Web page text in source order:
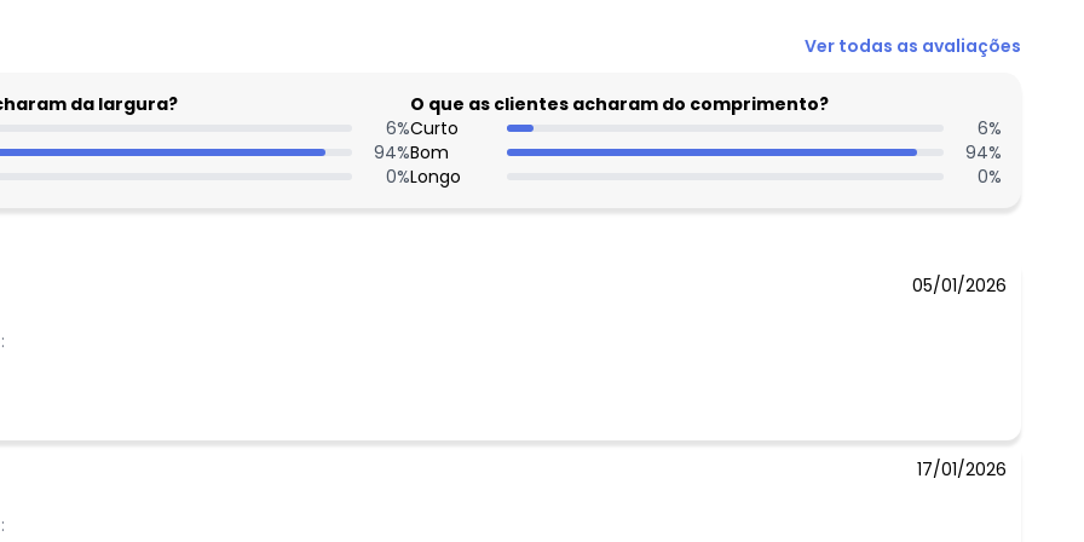
Ver todas as avaliações
da largura?
6%
94%
0%
O que as clientes acharam do comprimento?
Curto
6%
Bom
94%
Longo
0%
05/01/2026
17/01/2026